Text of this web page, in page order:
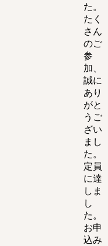
た。
たく
さん
のご
参
加、
誠に
あり
がと
うご
ざい
まし
た。
定員
に達
しま
し
た。
お申
込み